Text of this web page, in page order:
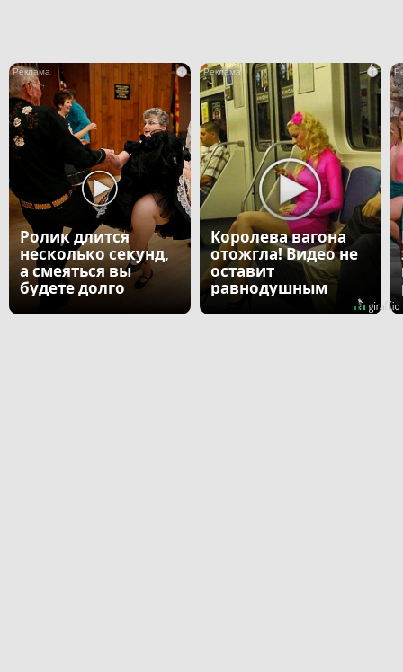
i
Ролик длится
несколько секунд,
а смеяться вы
будете долго
i
Королева вагона
отожгла! Видео не
оставит
равнодушным